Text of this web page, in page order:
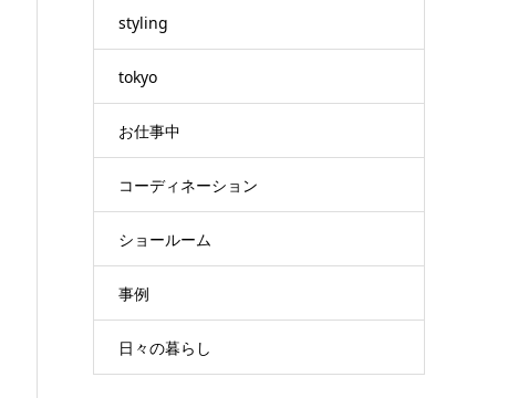
styling
tokyo
お仕事中
コーディネーション
ショールーム
事例
日々の暮らし